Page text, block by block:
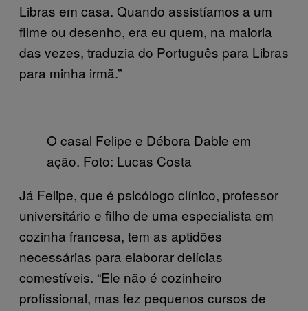
Libras em casa. Quando assistíamos a um
filme ou desenho, era eu quem, na maioria
das vezes, traduzia do Português para Libras
para minha irmã.”
O casal Felipe e Débora Dable em
ação. Foto: Lucas Costa
Já Felipe, que é psicólogo clínico, professor
universitário e filho de uma especialista em
cozinha francesa, tem as aptidões
necessárias para elaborar delícias
comestíveis. “Ele não é cozinheiro
profissional, mas fez pequenos cursos de